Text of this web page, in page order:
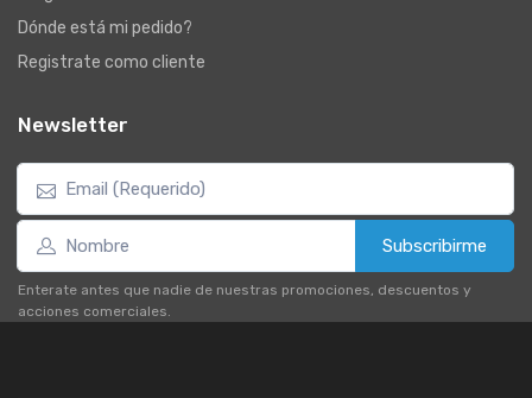
Dónde está mi pedido?
Registrate como cliente
Newsletter
Subscribirme
Enterate antes que nadie de nuestras promociones, descuentos y
acciones comerciales.